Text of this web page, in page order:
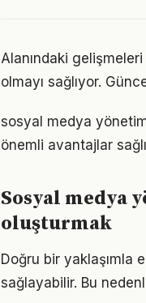
Alanındaki
olmayı sağlıyor.
sosyal medya
önemli avantajlar
Sosyal medya
oluşturmak
Doğru bir yaklaşımla
sağlayabilir. Bu